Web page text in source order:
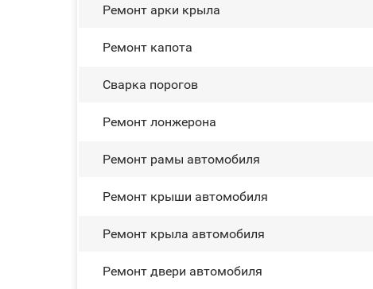
Ремонт арки крыла
Ремонт капота
Сварка порогов
Ремонт лонжерона
Ремонт рамы автомобиля
Ремонт крыши автомобиля
Ремонт крыла автомобиля
Ремонт двери автомобиля